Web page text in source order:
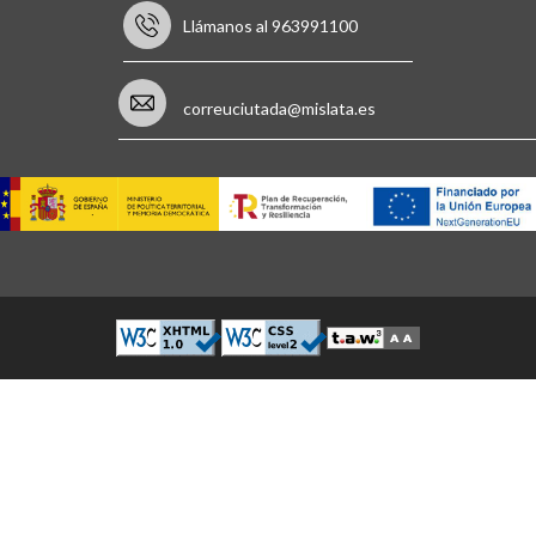
Llámanos al 963991100
correuciutada@mislata.es